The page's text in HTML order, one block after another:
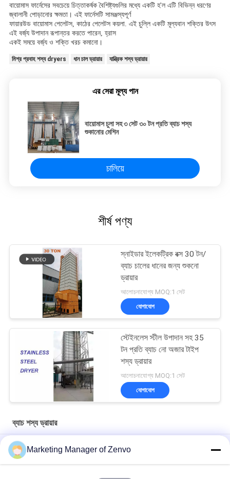
বায়োমাস ফার্নেসের সবচেয়ে চিত্তাকর্ষক বৈশিষ্ট্যগুলির মধ্যে একটি হ'ল এটি বিভিন্ন ধরণের
জ্বালানী পোড়ানোর ক্ষমতা। এই ফার্নেসটি সামঞ্জস্যপূর্ণ
ফায়ারউড বায়োমাস পেলেটস, কাঠের পেলেটস কয়লা. এই চুল্লি একটি মূল্যবান শক্তির উৎস
এই বর্জ্য উপাদান রূপান্তর করতে পারেন, হ্রাস
একই সময়ে বর্জ্য ও শক্তি খরচ কমানো।
মিশ্র প্রবাহ শস্য dryers ধান চাল ড্রায়ার যান্ত্রিক শস্য ড্রায়ার
এর সেরা মূল্য পান
বায়োমাস চুলা সহ ৩ সেট ৩০ টন প্রতি ব্যাচ শস্য
শুকানোর মেশিন
চালিয়ে
শীর্ষ পণ্য
স্নাইডার ইলেকট্রিক বক্স 30 টন/
ব্যাচ চালের ধানের জন্য শুকনো
ড্রায়ার
আলোচনাযোগ্য MOQ:1 সেট
যোগাযোগ
স্টেইনলেস স্টীল উপাদান সহ 35
টন প্রতি ব্যাচ নো অজার টাইপ
শস্য ড্রায়ার
আলোচনাযোগ্য MOQ:1 সেট
যোগাযোগ
ব্যাচ শস্য ড্রায়ার
Grain Drying System with 90-Ton Daily Capacity
উচ্চ দক্ষতা এবং শক্তি সঞ্চয় সহ প্রতি ঘন্টায় 30 টন শস্য শুকানোর যন্ত্র
Marketing Manager of Zenvo